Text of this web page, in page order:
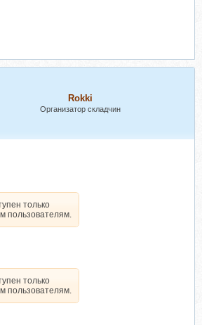
Rokki
Организатор складчин
только
пользователям.
только
пользователям.